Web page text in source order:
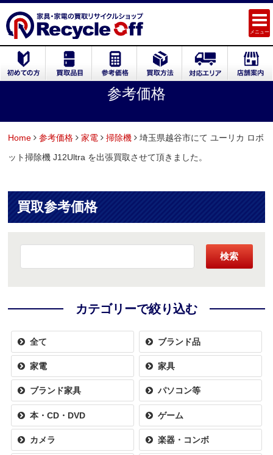
メニュー
参考価格
Home 参考価格 家電 掃除機
埼玉県越谷市にて ユーリカ ロボ
ット掃除機 J12Ultra を出張買取させて頂きました。
買取参考価格
検索
カテゴリーで絞り込む
全て ブランド品
家電 家具
ブランド家具 パソコン等
本・CD・DVD ゲーム
カメラ 楽器・コンボ